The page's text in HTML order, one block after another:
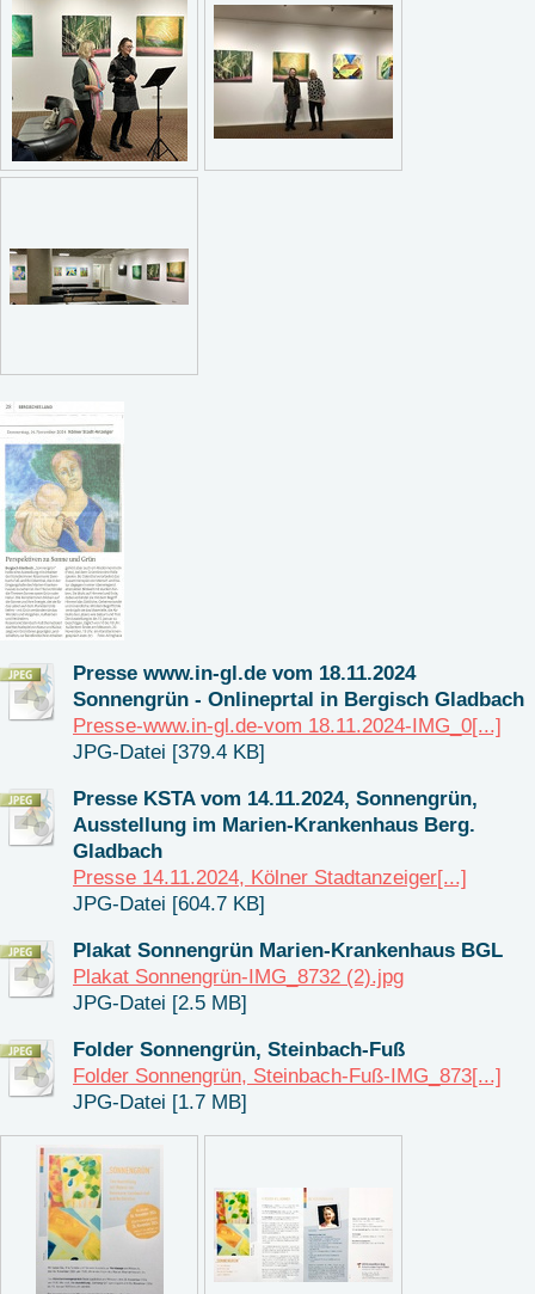
Presse www.in-gl.de vom 18.11.2024
Sonnengrün - Onlineprtal in Bergisch Gladbach
Presse-www.in-gl.de-vom 18.11.2024-IMG_0[...]
JPG-Datei [379.4 KB]
Presse KSTA vom 14.11.2024, Sonnengrün,
Ausstellung im Marien-Krankenhaus Berg.
Gladbach
Presse 14.11.2024, Kölner Stadtanzeiger[...]
JPG-Datei [604.7 KB]
Plakat Sonnengrün Marien-Krankenhaus BGL
Plakat Sonnengrün-IMG_8732 (2).jpg
JPG-Datei [2.5 MB]
Folder Sonnengrün, Steinbach-Fuß
Folder Sonnengrün, Steinbach-Fuß-IMG_873[...]
JPG-Datei [1.7 MB]